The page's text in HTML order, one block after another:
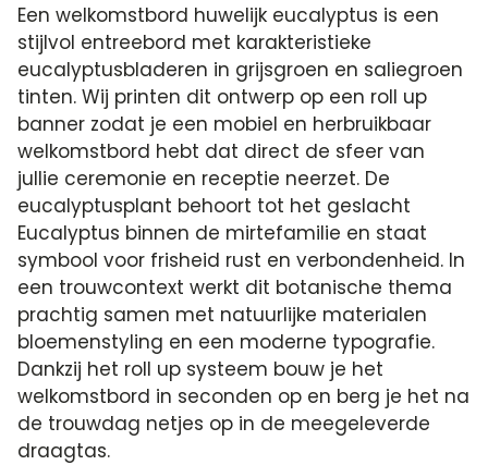
Een welkomstbord huwelijk eucalyptus is een
stijlvol entreebord met karakteristieke
eucalyptusbladeren in grijsgroen en saliegroen
tinten. Wij printen dit ontwerp op een roll up
banner zodat je een mobiel en herbruikbaar
welkomstbord hebt dat direct de sfeer van
jullie ceremonie en receptie neerzet. De
eucalyptusplant behoort tot het geslacht
Eucalyptus binnen de mirtefamilie en staat
symbool voor frisheid rust en verbondenheid. In
een trouwcontext werkt dit botanische thema
prachtig samen met natuurlijke materialen
bloemenstyling en een moderne typografie.
Dankzij het roll up systeem bouw je het
welkomstbord in seconden op en berg je het na
de trouwdag netjes op in de meegeleverde
draagtas.